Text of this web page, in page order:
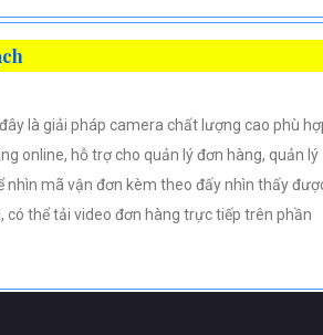
là giải pháp camera chất lượng cao phù
online, hỗ trợ cho quản lý đơn hàng, quản lý
nhìn mã vận đơn kèm theo đấy nhìn thấy
có thể tải video đơn hàng trực tiếp trên phần